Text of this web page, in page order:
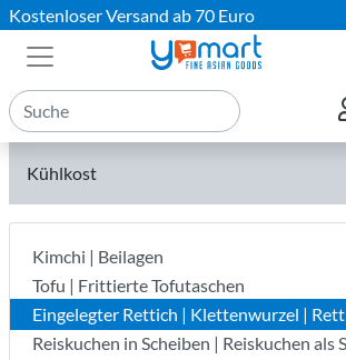
Kostenloser Versand ab 70 Euro
Kühlkost
Kimchi | Beilagen
Tofu | Frittierte Tofutaschen
Eingelegter Rettich | Klettenwurzel |
Reiskuchen in Scheiben | Reiskuchen als